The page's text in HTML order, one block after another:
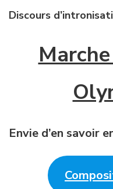
Discours
Envie d’en savoir